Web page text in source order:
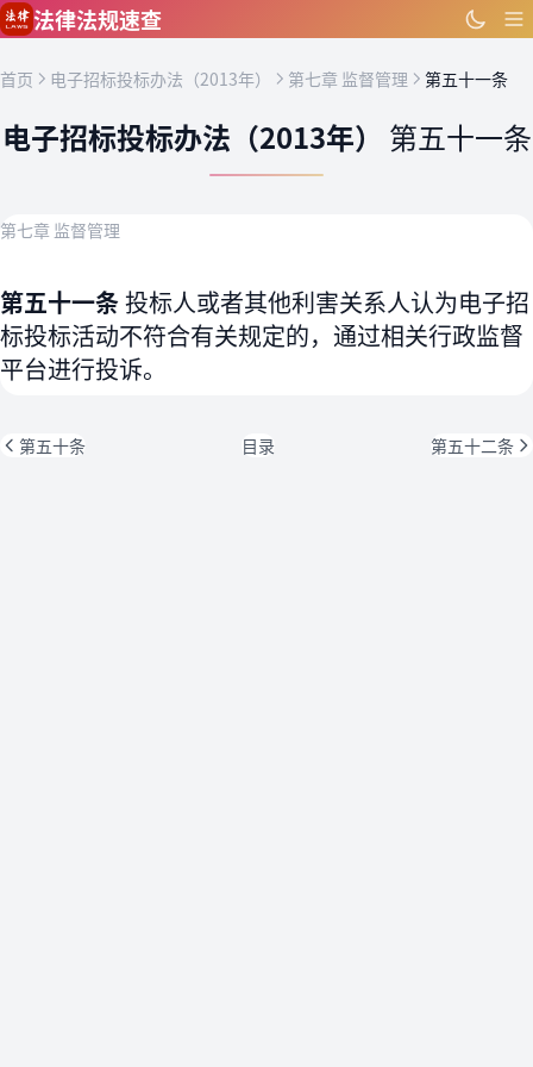
跳到主要内容
法律法规速查
首页 电子招标投标办法（2013年） 第七章 监督管理 第五十一条
电子招标投标办法（2013年） 第五十一条
第七章 监督管理
第五十一条投标人或者其他利害关系人认为电子招
标投标活动不符合有关规定的，通过相关行政监督
平台进行投诉。
第五十条 目录 第五十二条